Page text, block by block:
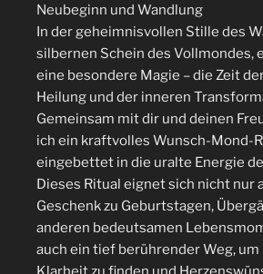
Neubeginn und Wandlung
In der geheimnisvollen Stille des
silbernen Schein des Vollmondes,
eine besondere Magie – die Zeit
Heilung und der inneren
Gemeinsam mit dir und deinen
ich ein kraftvolles Wunsch-Mond-
eingebettet in die uralte Energie
Dieses Ritual eignet sich nicht nur
Geschenk zu Geburtstagen,
anderen bedeutsamen
auch ein tief berührender Weg, um